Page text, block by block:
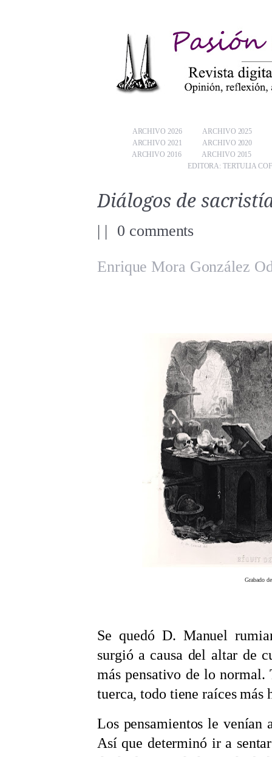
ARCHIVO 2026
ARCHIVO 2025
ARCHIVO 2021
ARCHIVO 2020
ARCHIVO 2016
ARCHIVO 2015
EDITORA: TERTULIA
Diálogos de
| | 0 comments
Enrique Mora González
Grabado
Se quedó D. Manuel
surgió a causa del altar de
más pensativo de lo normal.
tuerca, todo tiene raíces más
Los pensamientos le venían
Así que determinó ir a